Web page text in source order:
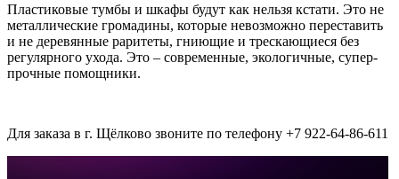
Пластиковые тумбы и шкафы будут как нельзя кстати. Это не
металлические громадины, которые невозможно переставить
и не деревянные раритеты, гниющие и трескающиеся без
регулярного ухода. Это – современные, экологичные, супер-
прочные помощники.
Для заказа в г. Щёлково звоните по телефону +7 922-64-86-611